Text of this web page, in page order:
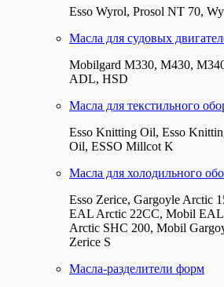
Esso Wyrol, Prosol NT 70,
Масла для судовых
Mobilgard M330, M430,
ADL, HSD
Масла для текстильного
Esso Knitting Oil, Esso
Oil, ESSO Millcot K
Масла для холодильного
Esso Zerice, Gargoyle Arctic
EAL Arctic 22CC, Mobil
Arctic SHC 200, Mobil
Zerice S
Масла-разделители форм